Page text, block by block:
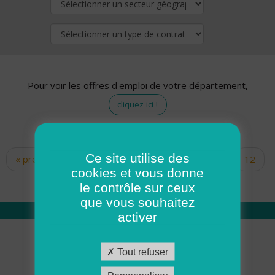
Pour voir les offres d'emploi de votre département,
cliquez ici !
Pages
« premier ‹ précédent … 10
12
14 15 16 17
Qui sommes nous
Académie ADMR
Ce site utilise des
cookies et vous donne
le contrôle sur ceux
que vous souhaitez
activer
Tout refuser